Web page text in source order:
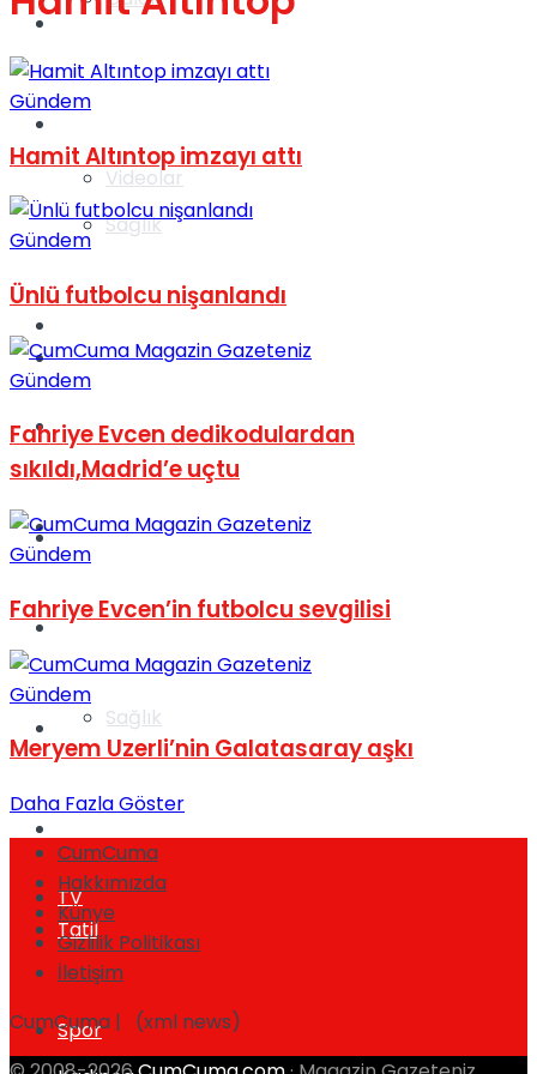
Videolar
Gündem
Yaşam
Sağlık
TV
Gündem
Sağlık
Kadınca
Dünya
Türkiye
Müzik
Tatil
Spor
Gündem
Hamit Altıntop imzayı attı
Gündem
Ünlü futbolcu nişanlandı
Gündem
Fahriye Evcen dedikodulardan
sıkıldı,Madrid’e uçtu
Gündem
Fahriye Evcen’in futbolcu sevgilisi
Gündem
Meryem Uzerli’nin Galatasaray aşkı
Daha Fazla Göster
CumCuma
Hakkımızda
Künye
Gizlilik Politikası
İletişim
CumCuma | (xml news)